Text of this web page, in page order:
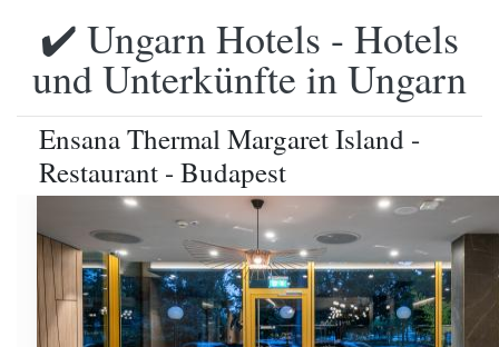
✔️ Ungarn Hotels - Hotels
und Unterkünfte in Ungarn
Ensana Thermal Margaret Island -
Restaurant - Budapest